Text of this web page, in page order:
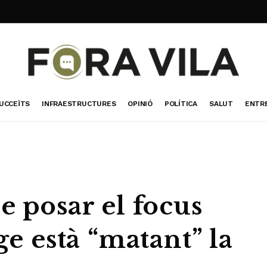
INFRAESTRUCTURES OPINIÓ POLÍTICA SALUT
posar el focus
està “matant” la